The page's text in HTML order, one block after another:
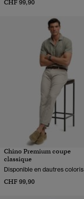
CHF 99,90
Chino Premium coupe
classique
Disponible en dautres coloris
CHF 99,90